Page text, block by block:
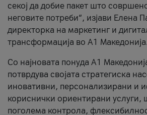
секој да добие пакет што
неговите потреби“, изјави Елена
директорка на маркетинг и
трансформација во А1
Со најновата понуда А1
потврдува својата стратегиска
иновативни, персонализирани и
кориснички ориентирани услуги,
поголема контрола,